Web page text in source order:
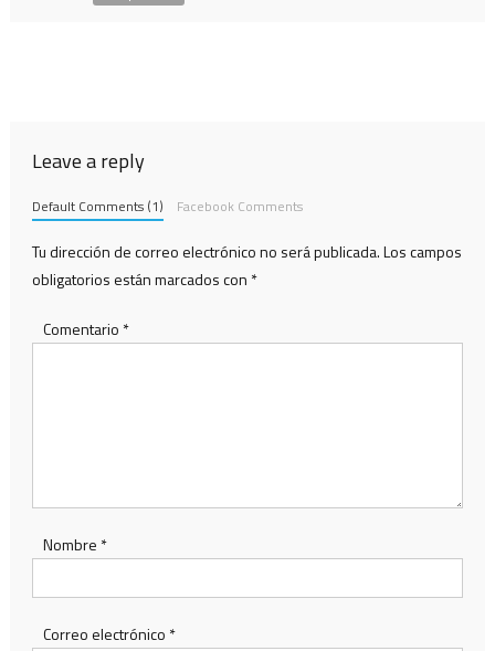
Leave a reply
Default Comments (1) Facebook Comments
Tu dirección de correo electrónico no será publicada.Los campos
obligatorios están marcados con *
Comentario *
Nombre *
Correo electrónico *